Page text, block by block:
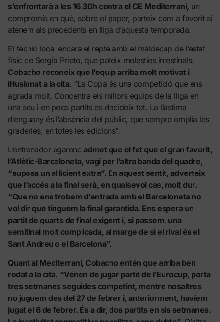
s’enfrontarà a les 16.30h contra el CE Mediterrani, un
compromís en què, sobre el paper, parteix com a favorit si
atenem als precedents en lliga d’aquesta temporada.
El tècnic local encara el repte amb el maldecap de l’estat
físic de Sergio Prieto, que pateix molèsties intestinals.
Cobacho reconeix que l’equip arriba molt motivat i
il·lusionat a la cita. “La Copa és una competició que ens
agrada molt. Concentra els millors equips de la lliga en
una seu i en pocs partits es decideix tot. La llàstima
d’enguany és l’absència del públic, que sempre omplia les
graderies, en totes les edicions”.
L’entrenador egarenc admet que el fet que el gran favorit,
l’Atlètic-Barceloneta, vagi per l’altra banda del quadre,
“suposa un al·licient extra”. En aquest sentit, adverteix
que l’accés a la final serà, en qualsevol cas, molt dur.
“Que no ens trobem d’entrada amb el Barceloneta no
vol dir que tinguem la final garantida. Ens espera un
partit de quarts de final exigent i, si passem, una
semifinal molt complicada, al marge de si el rival és el
Sant Andreu o el Barcelona”.
Quant al Mediterrani, Cobacho entén que arriba ben
rodat a la cita. “Vénen de jugar partit de l’Eurocup, porta
tres setmanes seguides competint, mentre nosaltres
no juguem des del 27 de febrer i, anteriorment, havíem
jugat el 6 de febrer. És a dir, dos partits en sis setmanes.